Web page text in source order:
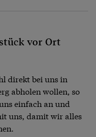
vor Ort
direkt bei uns in
abholen wollen, so
einfach an und
uns, damit wir alles